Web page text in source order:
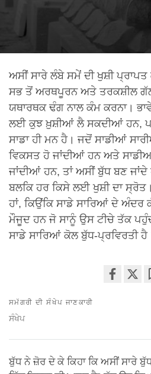
ਅਸੀਂ ਸਾਰੇ ਲੰਬੇ ਸਮੇਂ ਦੀ ਖੁਸ਼ੀ
ਸਭ ਤੋਂ ਅਰਥਪੂਰਨ ਅਤੇ ਤਰਕਸ਼ੀਲ
ਯਥਾਰਥਕ ਢੰਗ ਨਾਲ ਕੰਮ ਕਰਨਾ।
ਲਈ ਕੁਝ ਖ਼ੁਸ਼ੀਆਂ ਲੈ ਸਕਦੀਆਂ ਹਨ,
ਸਾਡਾ ਹੀ ਮਨ ਹੈ। ਜਦੋਂ ਸਾਡੀਆਂ
ਵਿਕਸਤ ਹੋ ਜਾਂਦੀਆਂ ਹਨ ਅਤੇ
ਜਾਂਦੀਆਂ ਹਨ, ਤਾਂ ਅਸੀਂ ਬੁੱਧ ਬਣ
ਬਲਕਿ ਹਰ ਕਿਸੇ ਲਈ ਖੁਸ਼ੀ ਦਾ
ਹਾਂ, ਕਿਉਂਕਿ ਸਾਡੇ ਸਾਰਿਆਂ ਦੇ ਅੰਦਰ
ਮੌਜੂਦ ਹਨ ਜੋ ਸਾਨੂੰ ਉਸ ਟੀਚੇ ਤੱਕ
ਸਾਡੇ ਸਾਰਿਆਂ ਕੋਲ ਬੁੱਧ-ਪ੍ਰਵਿਰਤੀ
ਸਮੱਗਰੀ ਦੀ ਸੰਖੇਪ ਜਾਣਕਾਰੀ
ਸੰਖੇਪ
ਬੁੱਧ ਨੇ ਜ਼ੋਰ ਦੇ ਕੇ ਕਿਹਾ ਕਿ ਅਸੀਂ ਸਾਰੇ